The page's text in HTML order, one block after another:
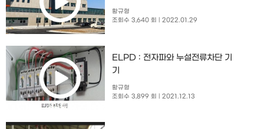
황규형
조회수 3,640 회
| 2022.01.29
ELPD : 전자파와 누설전류차단 기
기
황규형
조회수 3,899 회
| 2021.12.13